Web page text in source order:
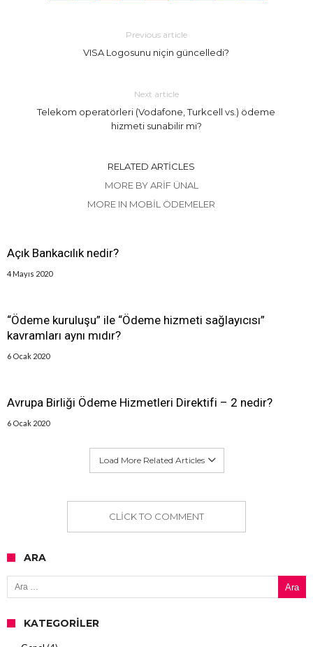
Previous article
VISA Logosunu niçin güncelledi?
Next article
Telekom operatörleri (Vodafone, Turkcell vs.) ödeme
hizmeti sunabilir mi?
RELATED ARTICLES
MORE BY ARIF ÜNAL
MORE IN MOBIL ÖDEMELER
Açık Bankacılık nedir?
4 Mayıs 2020
“Ödeme kuruluşu” ile “Ödeme hizmeti sağlayıcısı”
kavramları aynı mıdır?
6 Ocak 2020
Avrupa Birliği Ödeme Hizmetleri Direktifi – 2 nedir?
6 Ocak 2020
Load More Related Articles
CLICK TO COMMENT
ARA
Arama:
KATEGORILER